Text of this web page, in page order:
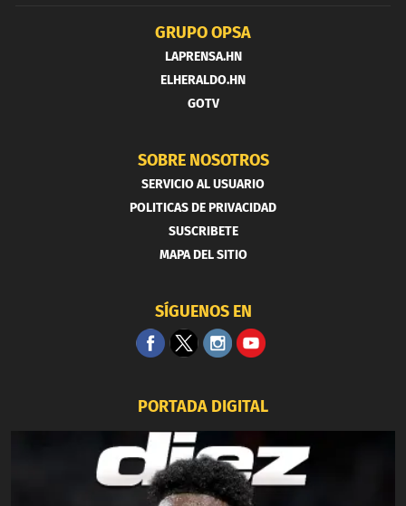
GRUPO OPSA
LAPRENSA.HN
ELHERALDO.HN
GOTV
SOBRE NOSOTROS
SERVICIO AL USUARIO
POLITICAS DE PRIVACIDAD
SUSCRIBETE
MAPA DEL SITIO
SÍGUENOS EN
PORTADA DIGITAL